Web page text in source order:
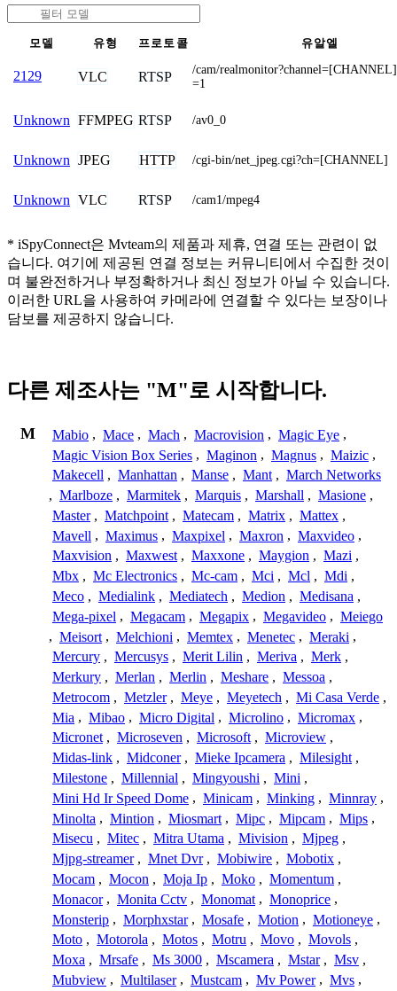
모델 유형 프로토콜 유알엘
2129 VLC RTSP
/cam/
=1
Unknown FFMPEG RTSP /av0_0
Unknown JPEG HTTP /cgi-bin/net_jpeg.cgi?ch=[CHANNEL]
Unknown VLC RTSP /cam1/mpeg4
* iSpyConnect은 Mvteam의 제품과 제휴, 연결 또는 관련이 없
습니다. 여기에 제공된 연결 정보는 커뮤니티에서 수집한 것이
며 불완전하거나 부정확하거나 최신 정보가 아닐 수 있습니다.
이러한 URL을 사용하여 카메라에 연결할 수 있다는 보장이나
담보를 제공하지 않습니다.
다른 제조사는 "M"로 시작합니다.
M Mabio , Mace , Mach , Macrovision , Magic Eye ,
Magic Vision Box Series , Maginon , Magnus , Maizic ,
Makecell , Manhattan , Manse , Mant , March Networks
, Marlboze , Marmitek , Marquis , Marshall , Masione ,
Master , Matchpoint , Matecam , Matrix , Mattex ,
Mavell , Maximus , Maxpixel , Maxron , Maxvideo ,
Maxvision , Maxwest , Maxxone , Maygion , Mazi ,
Mbx , Mc Electronics , Mc-cam , Mci , Mcl , Mdi ,
Meco , Medialink , Mediatech , Medion , Medisana ,
Mega-pixel , Megacam , Megapix , Megavideo , Meiego
, Meisort , Melchioni , Memtex , Menetec , Meraki ,
Mercury , Mercusys , Merit Lilin , Meriva , Merk ,
Merkury , Merlan , Merlin , Meshare , Messoa ,
Metrocom , Metzler , Meye , Meyetech , Mi Casa Verde ,
Mia , Mibao , Micro Digital , Microlino , Micromax ,
Micronet , Microseven , Microsoft , Microview ,
Midas-link , Midconer , Mieke Ipcamera , Milesight ,
Milestone , Millennial , Mingyoushi , Mini ,
Mini Hd Ir Speed Dome , Minicam , Minking , Minnray ,
Minolta , Mintion , Miosmart , Mipc , Mipcam , Mips ,
Misecu , Mitec , Mitra Utama , Mivision , Mjpeg ,
Mjpg-streamer , Mnet Dvr , Mobiwire , Mobotix ,
Mocam , Mocon , Moja Ip , Moko , Momentum ,
Monacor , Monita Cctv , Monomat , Monoprice ,
Monsterip , Morphxstar , Mosafe , Motion , Motioneye ,
Moto , Motorola , Motos , Motru , Movo , Movols ,
Moxa , Mrsafe , Ms 3000 , Mscamera , Mstar , Msv ,
Mubview , Multilaser , Mustcam , Mv Power , Mvs ,